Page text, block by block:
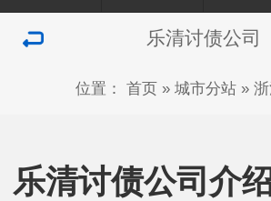
乐清讨债公司
位置： 首页» 城市分站»
乐清讨债公司介